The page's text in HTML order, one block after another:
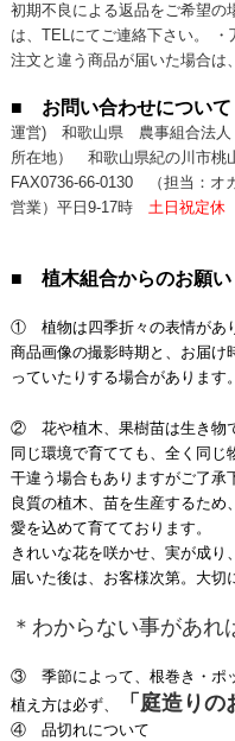
初期不良による返品をご希望の
は、TELにてご連絡下さい。
注文と違う商品が届いた場合は
■ お問い合わせについて
運営) 和歌山県 農事組合法
所在地） 和歌山県紀の川市
FAX0736-66-0130（担当：オカ
営業）平日9-17時 土日祝定休
■ 植木組合からのお願い
① 植物は四季折々の表情があ
商品画像の撮影時期と、お届け
っていたりする場合があります
② 花や植木、果樹苗は生き物
同じ環境で育てても、全く同
干違う場合もありますがご了承
良質の植木、苗を生産するため
愛を込めて育てております。
きれいな花を咲かせ、実が成り
届いた後は、お客様次第。大切
＊わからない事があれ
③ 季節によって、根巻き・ポ
植え方は必ず、
「庭造りの
④ 品切れについて